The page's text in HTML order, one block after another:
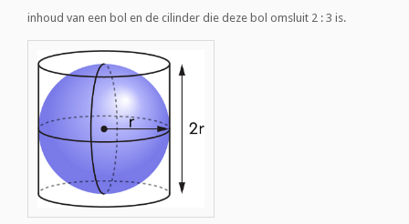
inhoud van een bol en de cilinder die deze bol omsluit 2 : 3 is.